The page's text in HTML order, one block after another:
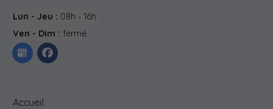
Lun - Jeu : 08h - 16h
Ven - Dim : fermé
Accueil